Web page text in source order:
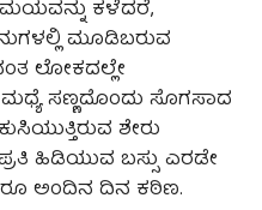
ಕಳೆದರೆ,
ಮೂಡಿಬರುವ
ಲೋಕದಲ್ಲೇ
ಸಣ್ಣದೊಂದು ಸೊಗಸಾದ
ಶೇರು
ಹಿಡಿಯುವ ಬಸ್ಸು ಎರಡೇ
ಅಂದಿನ ದಿನ ಕಠಿಣ.